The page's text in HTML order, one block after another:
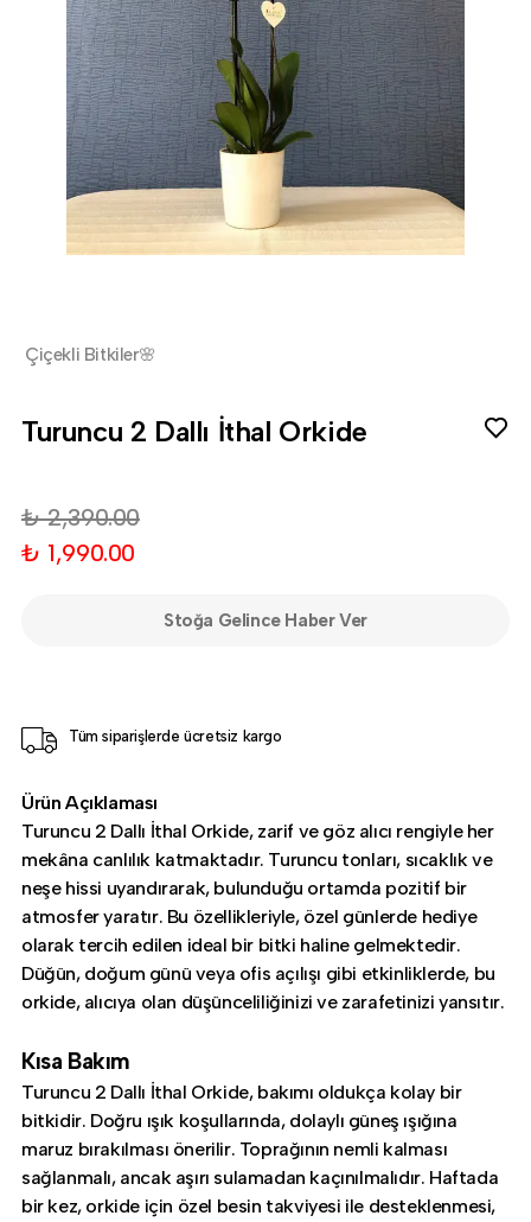
Çiçekli Bitkiler🌸
Turuncu 2 Dallı İthal Orkide
₺ 2,390.00
₺ 1,990.00
Stoğa Gelince Haber Ver
Tüm siparişlerde ücretsiz kargo
Ürün Açıklaması
Turuncu 2 Dallı İthal Orkide, zarif ve göz alıcı rengiyle her
mekâna canlılık katmaktadır. Turuncu tonları, sıcaklık ve
neşe hissi uyandırarak, bulunduğu ortamda pozitif bir
atmosfer yaratır. Bu özellikleriyle, özel günlerde hediye
olarak tercih edilen ideal bir bitki haline gelmektedir.
Düğün, doğum günü veya ofis açılışı gibi etkinliklerde, bu
orkide, alıcıya olan düşünceliliğinizi ve zarafetinizi yansıtır.
Kısa Bakım
Turuncu 2 Dallı İthal Orkide, bakımı oldukça kolay bir
bitkidir. Doğru ışık koşullarında, dolaylı güneş ışığına
maruz bırakılması önerilir. Toprağının nemli kalması
sağlanmalı, ancak aşırı sulamadan kaçınılmalıdır. Haftada
bir kez, orkide için özel besin takviyesi ile desteklenmesi,